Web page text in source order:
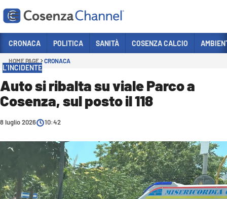
Sezioni
CRONACA
POLITICA
ITALIA MONDO
SANITÀ
SPORT
CRONACA POLITICA SANITÀ COSENZA CALCIO
HOME PAGE CRONACA
L’INCIDENTE
Auto si ribalta su viale Parco a
Cosenza, sul posto il 118
8 luglio 2026 10:42